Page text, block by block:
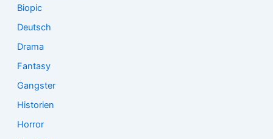
Biopic
Deutsch
Drama
Fantasy
Gangster
Historien
Horror